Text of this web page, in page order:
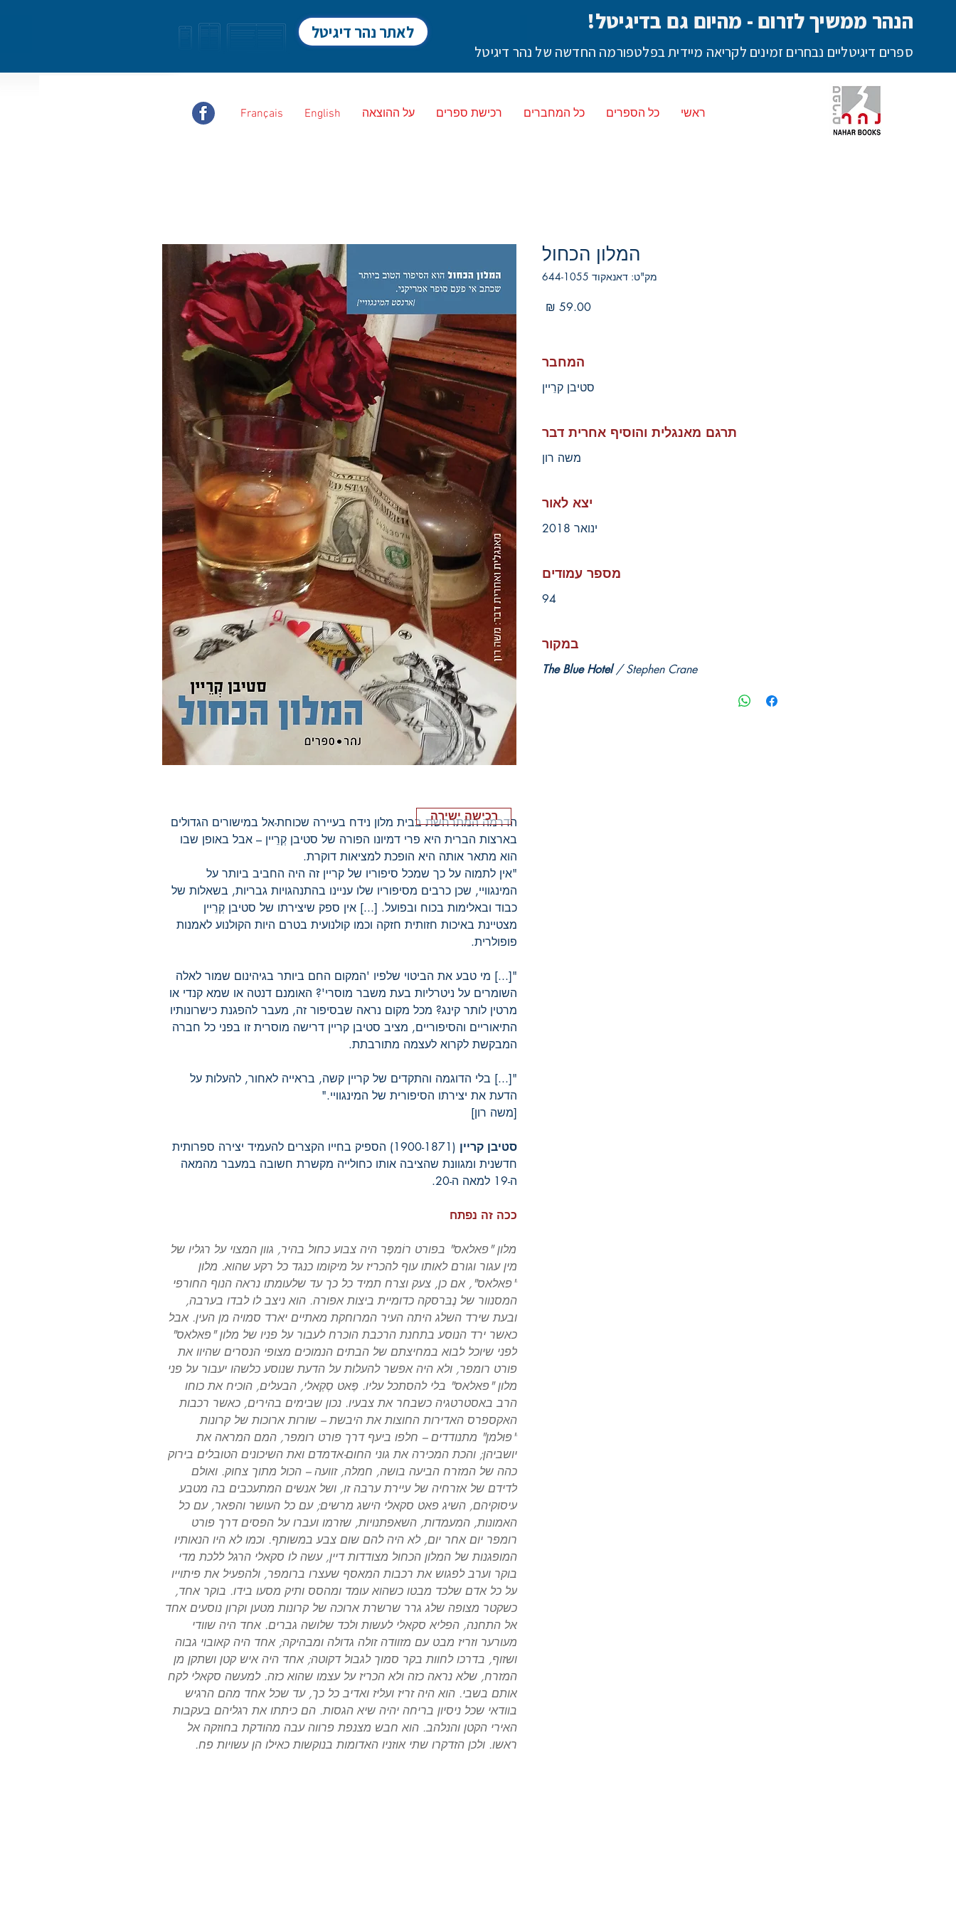
הנהר ממשיך לזרום - מהיום גם בדיגיטל!
ספרים דיגיטליים נבחרים זמינים לקריאה מיידית בפלטפורמה החדשה של נהר דיגיטל
לאתר נהר דיגיטל
Français English על ההוצאה רכישת ספרים כל המחברים כל הספרים ראשי
הדרמה המתרחשת בבית מלון נידח בעיירה שכוחת-אל במישורים הגדולים
בארצות הברית היא פרי דמיונו הפורה של סטיבן קְרֵיין – אבל באופן שבו
הוא מתאר אותה היא הופכת למציאות דוקרת.
"אין לתמוה על כך שמכל סיפוריו של קריין זה היה החביב ביותר על
המינגוויי, שכן כרבים מסיפוריו שלו עניינו בהתנהגויות גבריות, בשאלות של
כבוד ובאלימות בכוח ובפועל. [...] אין ספק שיצירתו של סטיבן קְרֵיין
מצטיינת באיכות חזותית חזקה וכמו קולנועית בטרם היות הקולנוע לאמנות
פופולרית.
"[...] מי טבע את הביטוי שלפיו 'המקום החם ביותר בגיהינום שמור לאלה
השומרים על ניטרליות בעת משבר מוסרי'? האומנם דנטה או שמא קנדי או
מרטין לותר קינג? מכל מקום נראה שבסיפור זה, מעבר להפגנת כישרונותיו
התיאוריים והסיפוריים, מציב סטיבן קריין דרישה מוסרית זו בפני כל חברה
המבקשת לקרוא לעצמה מתורבתת.
"[...] בלי הדוגמה והתקדים של קריין קשה, בראייה לאחור, להעלות על
הדעת את יצירתו הסיפורית של המינגוויי."
[משה רון]
סטיבן קריין
(1900-1871) הספיק בחייו הקצרים להעמיד יצירה ספרותית
חדשנית ומגוונת שהציבה אותו כחולייה מקשרת חשובה במעבר מהמאה
ה-19 למאה ה-20.
ככה זה נפתח
מלון "פאלאס" בפורט רוֹמפֶּר היה צבוע כחול בהיר, גוון המצוי על רגליו של
מין עגור וגורם לאותו עוף להכריז על מיקומו כנגד כל רקע שהוא. מלון
"פאלאס", אם כן, צעק וצרח תמיד כל כך עד שלעומתו נראה הנוף החורפי
המסנוור של נֶבּרסקה כדומיית ביצות אפורה. הוא ניצב לו לבדו בערבה,
ובעת שירד השלג היתה העיר המרוחקת מאתיים יארד סמויה מן העין. אבל
כאשר ירד הנוסע בתחנת הרכבת הוכרח לעבור על פניו של מלון "פאלאס"
לפני שיוכל לבוא במחיצתם של הבתים הנמוכים מצופי הנסרים שהיוו את
פורט רומפר, ולא היה אפשר להעלות על הדעת שנוסע כלשהו יעבור על פני
מלון "פאלאס" בלי להסתכל עליו. פֶּאט סְקַאלי, הבעלים, הוכיח את כוחו
הרב באסטרטגיה כשבחר את צבעיו. נכון שבימים בהירים, כאשר רכבות
האקספרס האדירות החוצות את היבשת – שורות ארוכות של קרונות
"פּוּלמן" מתנודדים – חלפו ביעף דרך פורט רומפר, המם המראה את
יושביהן; והכת המכירה את גוני החום-אדמדם ואת השיכונים הטובלים בירוק
כהה של המזרח הביעה בושה, חמלה, זוועה – הכול מתוך צחוק. ואולם
לדידם של אזרחיה של עיירת ערבה זו, ושל אנשים המתעכבים בה מטבע
עיסוקיהם, השיג פאט סקאלי הישג מרשים; עם כל העושר והפאר, עם כל
האמונות, המעמדות, השאפתנויות, שזרמו ועברו על הפסים דרך פורט
רומפר יום אחר יום, לא היה להם שום צבע במשותף. וכמו לא היו הנאותיו
המופגנות של המלון הכחול מצודדות דיין, עשה לו סקאלי הרגל ללכת מדי
בוקר וערב לפגוש את רכבות המאסף שעצרו ברומפר, ולהפעיל את פיתוייו
על כל אדם שלכד מבטו כשהוא עומד ומהסס ותיק מסעו בידו. בוקר אחד,
כשקטר מצופה שלג גרר שרשרת ארוכה של קרונות מטען וקרון נוסעים אחד
אל התחנה, הפליא סקאלי לעשות ולכד שלושה גברים. אחד היה שוודי
מעורער וזריז מבט עם מזוודה זולה גדולה ומבהיקה; אחד היה קאובוי גבוה
ושזוף, בדרכו לחוות בקר סמוך לגבול דקוטה; אחד היה איש קטן ושתקן מן
המזרח, שלא נראה כזה ולא הכריז על עצמו שהוא כזה. למעשה סקאלי לקח
אותם בשבי. הוא היה זריז ועליז ואדיב כל כך, עד שכל אחד מהם הרגיש
בוודאי שכל ניסיון בריחה יהיה שיא הגסות. הם כיתתו את רגליהם בעקבות
האירי הקטן והנלהב. הוא חבש מצנפת פרווה עבה מהודקת בחוזקה אל
ראשו. ולכן הזדקרו שתי אוזניו האדומות בנוקשות כאילו הן עשויות פח.
המלון הכחול
מק"ט: דאנאקוד 644-1055
המחבר
סטיבן קרֵיין
תרגם מאנגלית והוסיף אחרית דבר
משה רון
יצא לאור
ינואר 2018
מספר עמודים
94
במקור
The Blue Hotel/ Stephen Crane
רכישה ישירה